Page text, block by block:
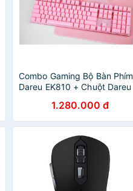
Combo Gaming Bộ Bàn Phím
Dareu EK810 + Chuột Dareu
EH469 + Bàn Di Dareu
EPS101 Màu Hồng
1.280.000 đ